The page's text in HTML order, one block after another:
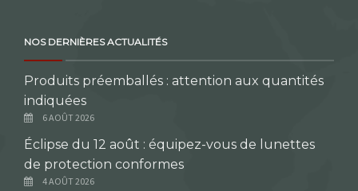
NOS DERNIÈRES ACTUALITÉS
Produits préemballés : attention aux quantités
indiquées
6 AOÛT 2026
Éclipse du 12 août : équipez-vous de lunettes
de protection conformes
4 AOÛT 2026